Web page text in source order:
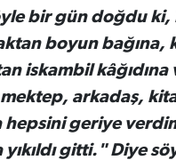
bir gün doğdu
boyun bağına,
iskambil
arkadaş,
hepsini geriye
yıkıldı gitti." Diye